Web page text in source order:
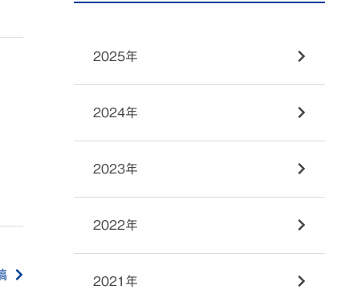
2025年
2024年
2023年
2022年
2021年